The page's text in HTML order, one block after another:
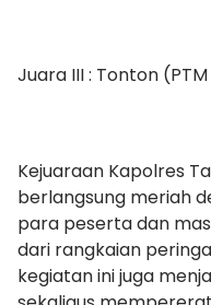
Juara III : Tonton
Kejuaraan Kapolres
berlangsung meriah
para peserta dan
dari rangkaian
kegiatan ini juga